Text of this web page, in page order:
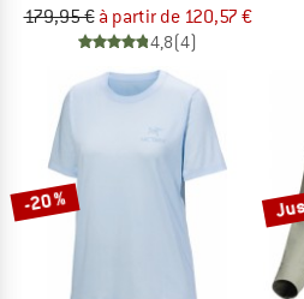
179,95 € à partir de 120,57 €
4,8(4)
-20 %